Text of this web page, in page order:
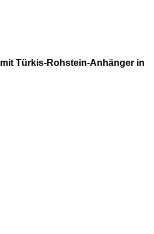
Türkis-Rohstein-Anhänger in